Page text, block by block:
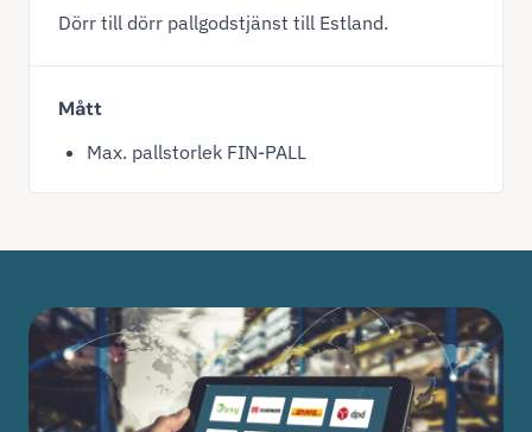
Dörr till dörr pallgodstjänst till Estland.
Mått
Max. pallstorlek FIN-PALL